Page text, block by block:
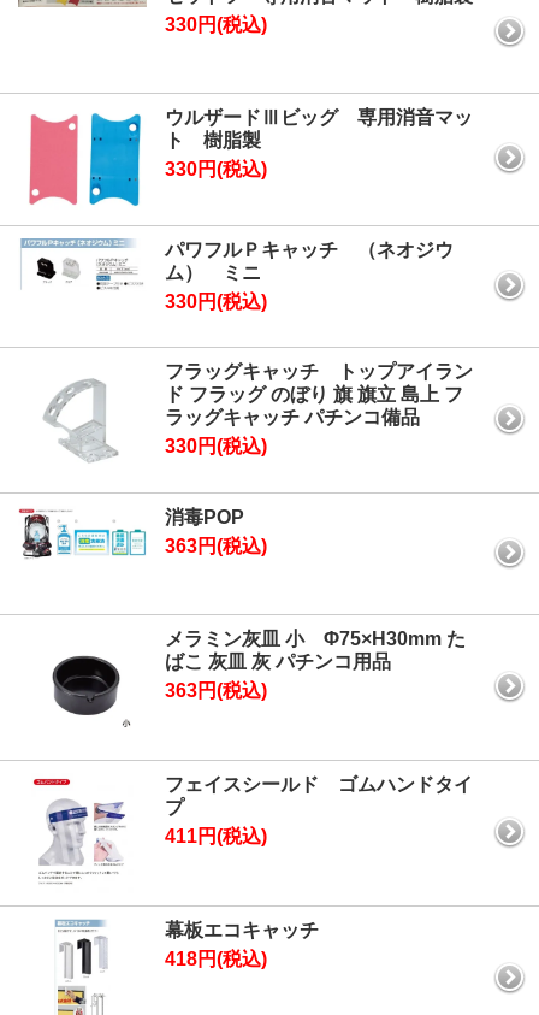
330円(税込)
ウルザードⅢビッグ 専用消音マッ
ト 樹脂製
330円(税込)
パワフルＰキャッチ （ネオジウ
ム） ミニ
330円(税込)
フラッグキャッチ トップアイラン
ド フラッグ のぼり 旗 旗立 島上 フ
ラッグキャッチ パチンコ備品
330円(税込)
消毒POP
363円(税込)
メラミン灰皿 小 Φ75×H30mm た
ばこ 灰皿 灰 パチンコ用品
363円(税込)
フェイスシールド ゴムハンドタイ
プ
411円(税込)
幕板エコキャッチ
418円(税込)